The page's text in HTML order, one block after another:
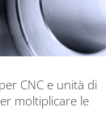
CNC e unità di
moltiplicare le